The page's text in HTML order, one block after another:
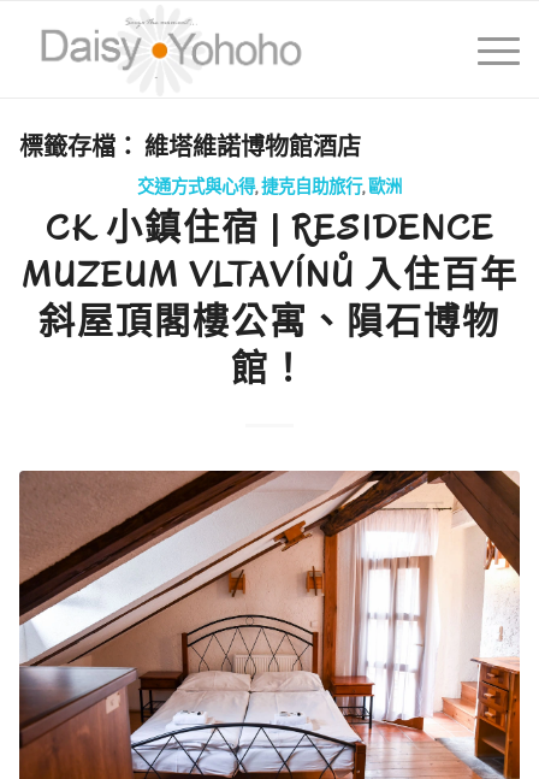
標籤存檔： 維塔維諾博物館酒店
交通方式與心得,捷克自助旅行,歐洲
CK 小鎮住宿 | RESIDENCE
MUZEUM VLTAVÍNŮ 入住百年
斜屋頂閣樓公寓、隕石博物
館！